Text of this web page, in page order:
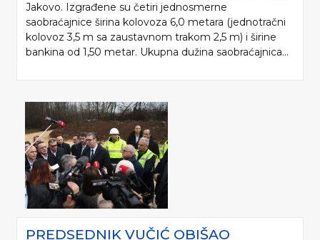
Jakovo. Izgrađene su četiri jednosmerne
saobraćajnice širina kolovoza 6,0 metara (jednotračni
kolovoz 3,5 m sa zaustavnom trakom 2,5 m) i širine
bankina od 1,50 metar. Ukupna dužina saobraćajnica...
PREDSEDNIK VUČIĆ OBIŠAO